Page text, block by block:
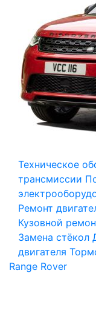
Техническое
трансмиссии
Ремонт
Кузовной
Замена стёкол
двигателя
Range Rover